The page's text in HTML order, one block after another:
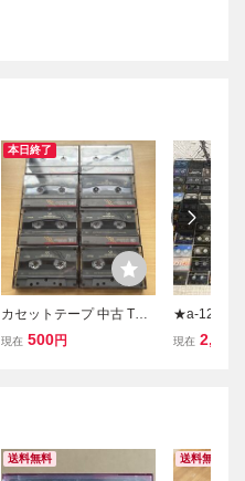
本日終了
カセットテープ 中古 TDK
SR 8本セット 消磁処理済
現在 500円
★a-122 メ
ジ のみ カ
現在 2,080
送料無料 送料無料